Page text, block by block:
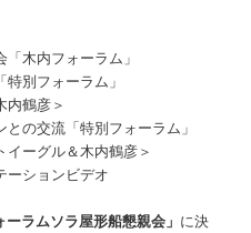
木内フォーラム」
別フォーラム」
内鶴彦＞
交流「特別フォーラム」
イーグル＆木内鶴彦＞
ションビデオ
ーラムソラ屋形船懇親会」 に決